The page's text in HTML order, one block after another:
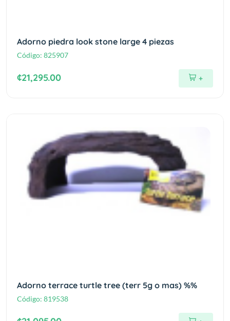
Adorno piedra look stone large 4 piezas
Código: 825907
¢21,295.00 +
Adorno terrace turtle tree (terr 5g o mas) %%
Código: 819538